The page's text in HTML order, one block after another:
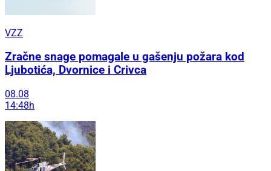
VZZ
Zračne snage pomagale u gašenju požara kod
Ljubotića, Dvornice i Crivca
08.08
14:48h